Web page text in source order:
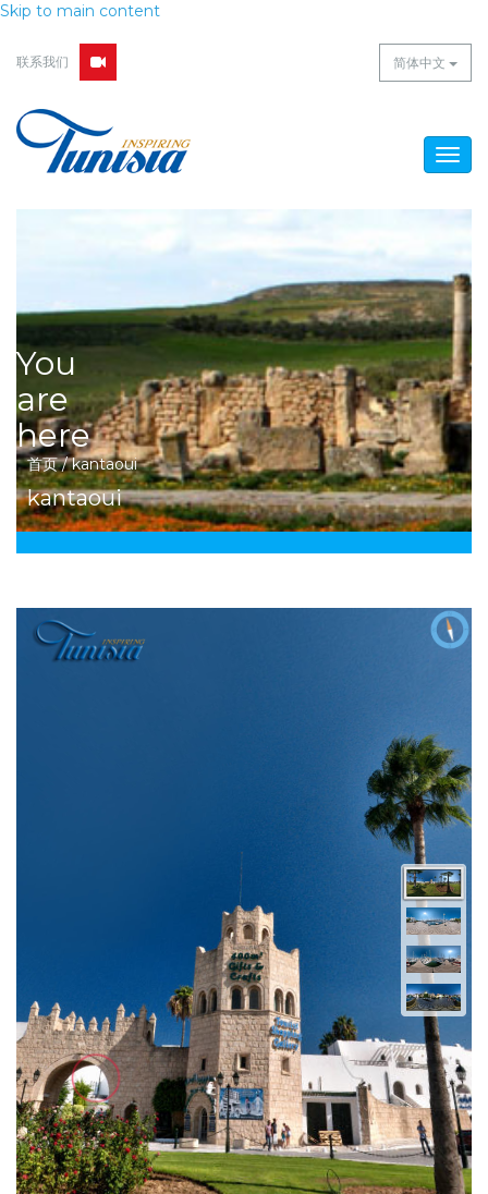
Skip to main content
简体中文
联系我们
You
are
here
首页 / kantaoui
kantaoui